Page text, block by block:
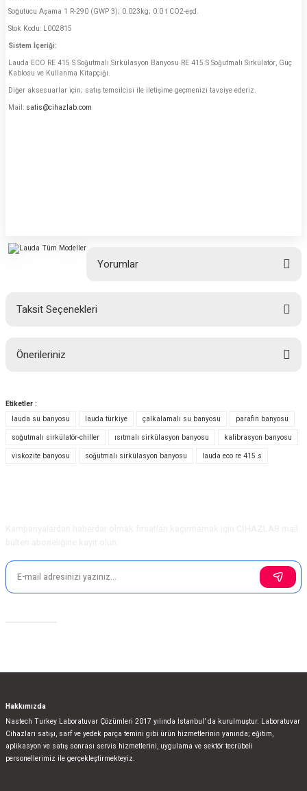
Soğutucu Aşama 1 R-290 (GWP 3); 0.023kg; 0.0 t CO2-eşd.
Stok Kodu: L002815
Sistem İçeriği:
Lauda ECO RE 415 S Soğutmalı Sirkülasyon Banyosu RE 415 S Soğutmalı Sirkülatör, Güç
Kablosu ve Kullanma Kitapçığı.
Diğer aksesuarlar için; satış temsilcisi ile iletişime geçmenizi tavsiye ederiz.
Mail: satis@cihazlab.com
Yorumlar
Taksit Seçenekleri
Önerileriniz
yetersiz gördüğünüz noktaları öneri formunu kullanarak tarafımıza
iletebilirsiniz.
Görüş ve önerileriniz için teşekkür ederiz.
Ürün resmi kalitesiz, bozuk veya görüntülenemiyor.
Etiketler :
lauda su banyosu
lauda türkiye çalkalamalı su banyosu
parafin banyosu
soğutmalı sirkülatör-chiller
ısıtmalı sirkülasyon banyosu
kalibrasyon banyosu
viskozite banyosu
soğutmalı sirkülasyon banyosu lauda eco re 415 s
Hakkımızda
Nastech Turkey Laboratuvar Çözümleri 2017 yılında İstanbul’ da kurulmuştur. Laboratuvar
Cihazları satışı, sarf ve yedek parça temini gibi ürün hizmetlerinin yanında; eğitim,
aplikasyon ve satış sonrası servis hizmetlerini, uygulama ve sektör tecrübeli
personellerimiz ile gerçekleştirmekteyiz.